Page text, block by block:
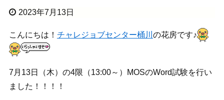
2023年7月13日
こんにちは！ チャレジョブセンター桶川 の花房です♪
7月13日（木）の4限（13:00～）MOSのWord試験を行い
ました！！！！